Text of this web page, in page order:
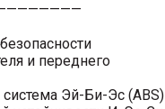
и переднего
Эй-Би-Эс (ABS)